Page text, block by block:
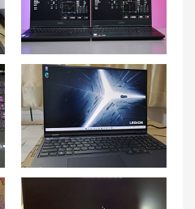
联想拯救者Y7000P功能键使用技巧分享
的小技巧！ 联想拯救者 Y9000P笔记本按键失灵如何修复？